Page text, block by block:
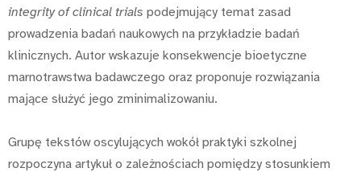
integrity of clinical trials podejmujący temat zasad
prowadzenia badań naukowych na przykładzie badań
klinicznych. Autor wskazuje konsekwencje bioetyczne
marnotrawstwa badawczego oraz proponuje rozwiązania
mające służyć jego zminimalizowaniu.
Grupę tekstów oscylujących wokół praktyki szkolnej
rozpoczyna artykuł o zależnościach pomiędzy stosunkiem